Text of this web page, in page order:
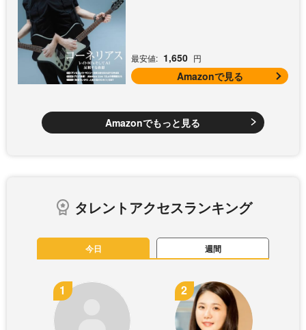
最安値: 1,650 円
Amazonで見る
Amazonでもっと見る
タレントアクセスランキング
今日 週間